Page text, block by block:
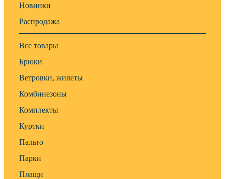
Новинки
Распродажа
Все товары
Брюки
Ветровки, жилеты
Комбинезоны
Комплекты
Куртки
Пальто
Парки
Плащи